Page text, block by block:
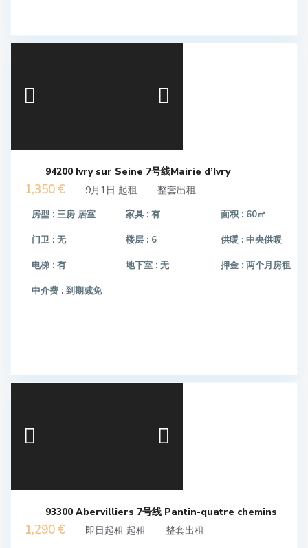
94200 Ivry sur Seine 7号线Mairie d’Ivry
1,350 € 9月1日 起租 整套出租
房型 : 三房 居室 家具 :有 面积 : 60㎡
门卫 : 无 楼层 : 6 供暖 : 中央供暖
电梯 : 有 地下室 :无 押金 : 两个月房租
中介费 : 到期减免
93300 Abervilliers 7号线 Pantin-quatre chemins
1,290 € 即日起租 起租 整套出租